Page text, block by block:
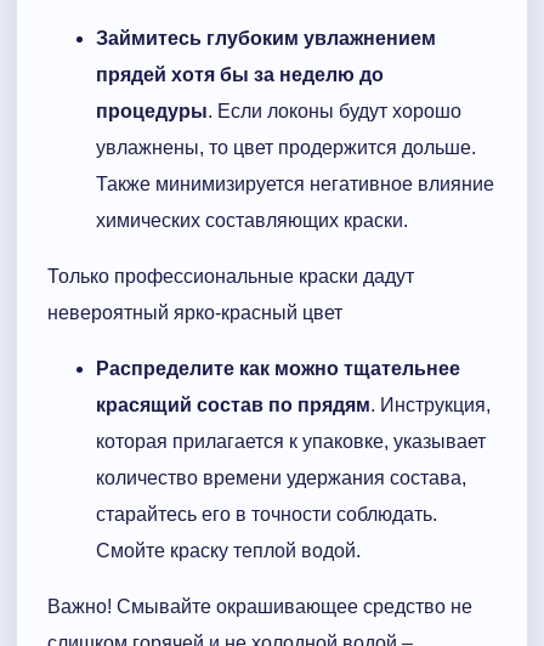
Займитесь глубоким увлажнением
прядей хотя бы за неделю до
процедуры. Если локоны будут хорошо
увлажнены, то цвет продержится дольше.
Также минимизируется негативное влияние
химических составляющих краски.
Только профессиональные краски дадут
невероятный ярко-красный цвет
Распределите как можно тщательнее
красящий состав по прядям. Инструкция,
которая прилагается к упаковке, указывает
количество времени удержания состава,
старайтесь его в точности соблюдать.
Смойте краску теплой водой.
Важно! Смывайте окрашивающее средство не